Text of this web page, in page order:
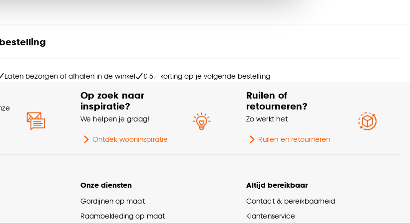
Interieurstijl
Scandinavisch, Japandi,
Bohemian, Landelijk, Hotel
130 CM
170 CM
Laten bezorgen of afhalen in de winkel € 5,- korting op je volgende bestelling
Op zoek naar
inspiratie?
We helpen je graag!
Ontdek wooninspiratie
Ruilen of
retourneren?
Zo werkt het
Ruilen en retourneren
Onze diensten
Gordijnen op maat
Raambekleding op maat
Altijd bereikbaar
Contact & bereikbaarheid
Klantenservice